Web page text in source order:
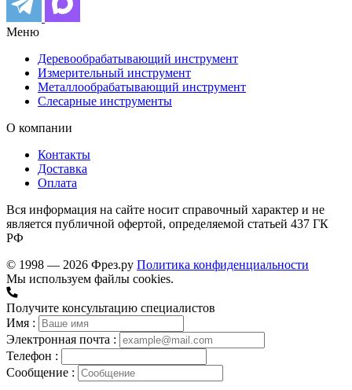
Меню
Деревообрабатывающий инструмент
Измерительный инструмент
Металлообрабатывающий инструмент
Слесарные инструменты
О компании
Контакты
Доставка
Оплата
Вся информация на сайте носит справочный характер и не
является публичной офертой, определяемой статьей 437 ГК
РФ
© 1998 — 2026 Фрез.ру Политика конфиденциальности
Мы используем файлы cookies.
Получите консультацию специалистов
Имя :
Электронная почта :
Телефон :
Сообщение :